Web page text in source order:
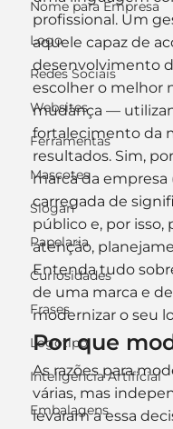
Nome para Empresa
Logo
Redes Sociais
Websites
Ferramentas
Mascotes
Slogan
Papelaria
Curiosidades
Frases
Logotipo
Inteligência Artificial
Embalagens
profissional. Um
aquele capaz de
desenvolvimento
escolher o melhor
mudança —
fortalecimento da
resultados. Sim,
marca da empresa
carregada de
público e, por isso,
atenção,
Entenda tudo
de uma marca e
modernizar o seu
Por que
As razões para
várias, mas
levaram a essa